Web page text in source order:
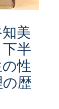
知美
下半
性
歴